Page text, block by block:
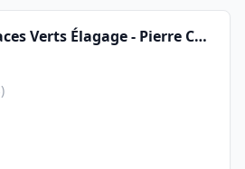
SEVE - Société Espaces Verts Élagage - Pierre CUNISSET